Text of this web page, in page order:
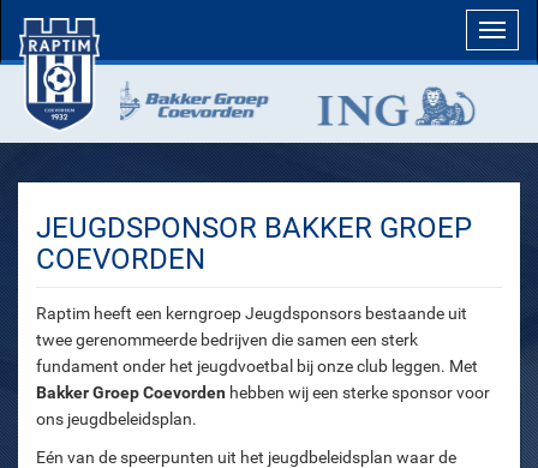
JEUGDSPONSOR BAKKER GROEP
COEVORDEN
Raptim heeft een kerngroep Jeugdsponsors bestaande uit
twee gerenommeerde bedrijven die samen een sterk
fundament onder het jeugdvoetbal bij onze club leggen. Met
Bakker Groep Coevorden hebben wij een sterke sponsor voor
ons jeugdbeleidsplan.
Eén van de speerpunten uit het jeugdbeleidsplan waar de